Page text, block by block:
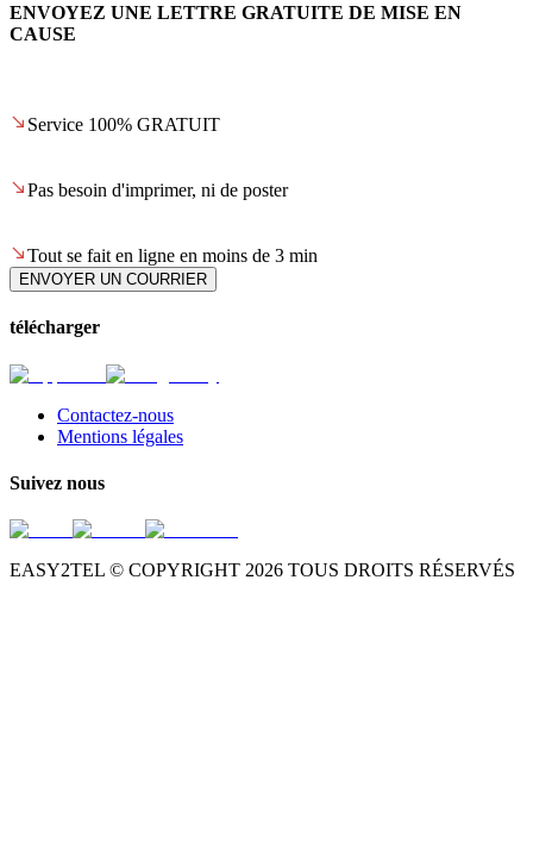
ENVOYEZ UNE LETTRE GRATUITE DE MISE EN
CAUSE
Service 100% GRATUIT
Pas besoin d'imprimer, ni de poster
Tout se fait en ligne en moins de 3 min
ENVOYER UN COURRIER
télécharger
Contactez-nous
Mentions légales
Suivez nous
EASY2TEL © COPYRIGHT 2026 TOUS DROITS RÉSERVÉS